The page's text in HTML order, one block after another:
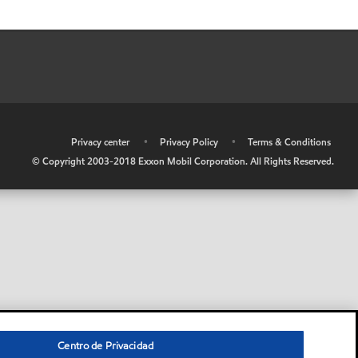
Privacy center • Privacy Policy •
Terms & Conditions
© Copyright 2003-2018 Exxon Mobil Corporation. All Rights Reserved.
Centro de Privacidad